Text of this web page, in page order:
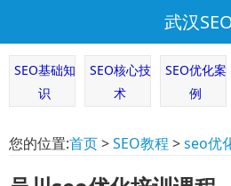
武汉
SEO基础知
识
SEO核心技
术
SEO优化案
例
您的位置:首页>SEO教程 >seo优